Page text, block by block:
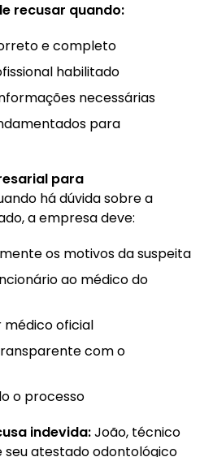
recusar quando:
e completo
habilitado
necessárias
para
para
há dúvida sobre a
a empresa deve:
os motivos da suspeita
ao médico do
oficial
com o
o processo
indevida:João, técnico
atestado odontológico